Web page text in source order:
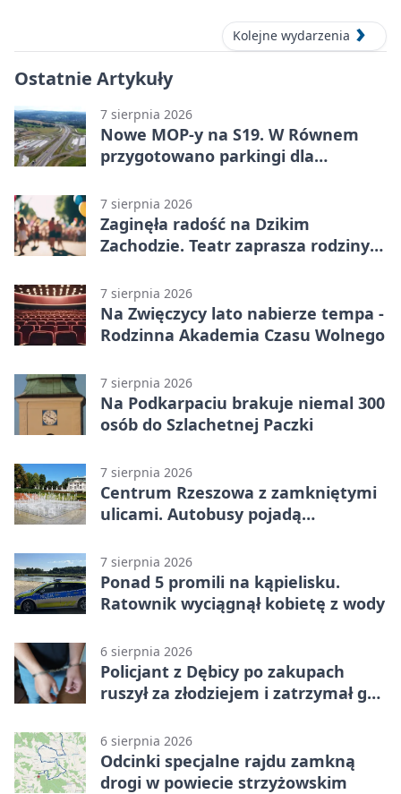
Kolejne wydarzenia
Ostatnie Artykuły
7 sierpnia 2026
Nowe MOP-y na S19. W Równem
przygotowano parkingi dla
7 sierpnia 2026
Zaginęła radość na Dzikim
Zachodzie. Teatr zaprasza rodziny
7 sierpnia 2026
Na Zwięczycy lato nabierze tempa -
Rodzinna Akademia Czasu Wolnego
7 sierpnia 2026
Na Podkarpaciu brakuje niemal 300
osób do Szlachetnej Paczki
7 sierpnia 2026
Centrum Rzeszowa z zamkniętymi
ulicami. Autobusy pojadą
7 sierpnia 2026
Ponad 5 promili na kąpielisku.
Ratownik wyciągnął kobietę z wody
6 sierpnia 2026
Policjant z Dębicy po zakupach
ruszył za złodziejem i zatrzymał go
6 sierpnia 2026
Odcinki specjalne rajdu zamkną
drogi w powiecie strzyżowskim